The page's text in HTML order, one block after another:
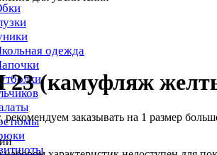
одежда
(камуфляж
заказывать на 1 размер